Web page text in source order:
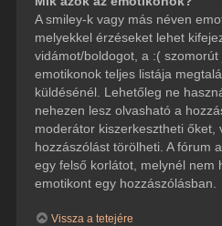
A smiley-k vagy más néven
melyekkel érzéseket lehet
vidámot/boldogot, a :( szomorút
emotikonok teljes listája
küldésénél. Lehetőleg ne
nehezen lesz olvasható a
moderátor kiszerkesztheti őket,
hozzászólást törölheti. A fórum
egy felső korlátot, melynél nem
emotikont egy hozzászólásban.
Vissza a tetejére